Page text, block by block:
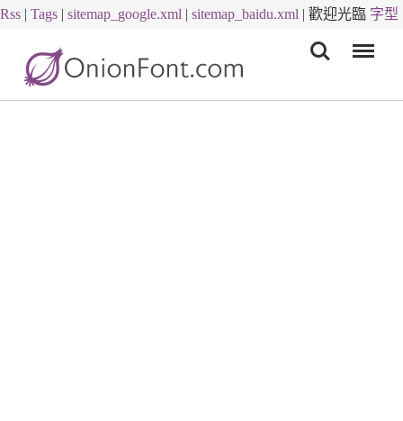
Rss | Tags | sitemap_google.xml | sitemap_baidu.xml | 歡迎光臨 字型